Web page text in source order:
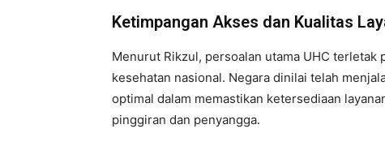
Ketimpangan Akses dan Kualitas
Menurut Rikzul, persoalan utama UHC
kesehatan nasional. Negara dinilai telah
optimal dalam memastikan ketersediaan
pinggiran dan penyangga.